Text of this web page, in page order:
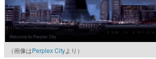
（画像はPerplex Cityより）